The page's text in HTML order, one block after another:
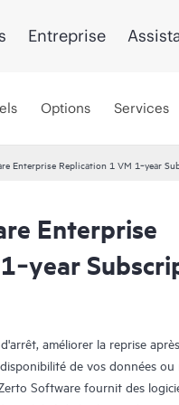
Entreprise
Options Services
Enterprise Replication 1 VM 1‑year
Enterprise
améliorer la reprise
de vos données ou
Software fournit des